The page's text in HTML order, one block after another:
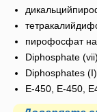
пирофосфат
Diphosphate (vii)
Diphosphates (I)
Е-450, E-450,